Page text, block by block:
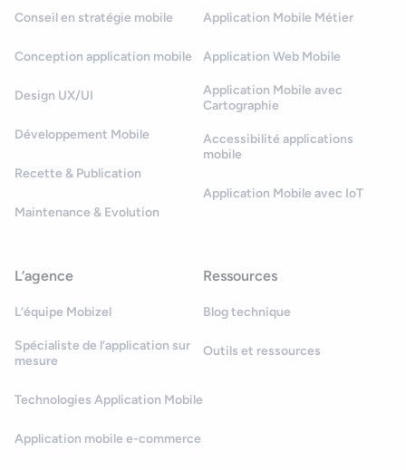
Conseil en stratégie mobile
Conception application mobile
Design UX/UI
Développement Mobile
Recette & Publication
Maintenance & Evolution
Application Mobile Métier
Application Web Mobile
Application Mobile avec
Cartographie
Accessibilité applications
mobile
Application Mobile avec IoT
L’agence
L’équipe Mobizel
Spécialiste de l’application sur
mesure
Technologies Application Mobile
Application mobile e-commerce
Ressources
Blog technique
Outils et ressources